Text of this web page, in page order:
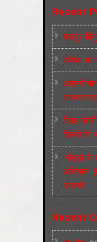
Recent
मज़दूर
पश्चिम
शिक्षा
दिल्ली के
‘नोएडा
अभियान’
प्रदर्शन
Recent